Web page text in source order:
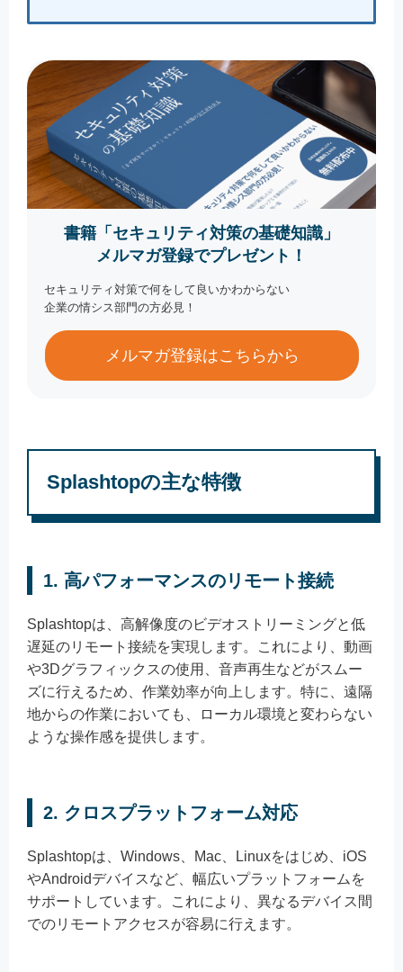
書籍「セキュリティ対策の基礎知識」
メルマガ登録でプレゼント！
セキュリティ対策で何をして良いかわからない
企業の情シス部門の方必見！
メルマガ登録はこちらから
Splashtopの主な特徴
1. 高パフォーマンスのリモート接続
Splashtopは、高解像度のビデオストリーミングと低
遅延のリモート接続を実現します。これにより、動画
や3Dグラフィックスの使用、音声再生などがスムー
ズに行えるため、作業効率が向上します。特に、遠隔
地からの作業においても、ローカル環境と変わらない
ような操作感を提供します。
2. クロスプラットフォーム対応
Splashtopは、Windows、Mac、Linuxをはじめ、iOS
やAndroidデバイスなど、幅広いプラットフォームを
サポートしています。これにより、異なるデバイス間
でのリモートアクセスが容易に行えます。